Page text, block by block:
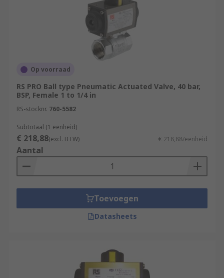
Op voorraad
RS PRO Ball type Pneumatic Actuated Valve, 40 bar,
BSP, Female 1 to 1/4 in
RS-stocknr. 760-5582
Subtotaal (1 eenheid)
€ 218,88(excl. BTW) € 218,88/eenheid
Aantal
Toevoegen
Datasheets